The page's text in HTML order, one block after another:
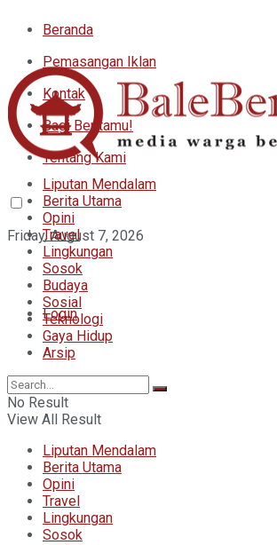
Beranda
Pemasangan Iklan
Kontak
Bagi Beritamu!
Tentang Kami
Friday, August 7, 2026
Login
Liputan Mendalam
Berita Utama
Opini
Travel
Lingkungan
Sosok
Budaya
Sosial
Teknologi
Gaya Hidup
Arsip
No Result
View All Result
Liputan Mendalam
Berita Utama
Opini
Travel
Lingkungan
Sosok